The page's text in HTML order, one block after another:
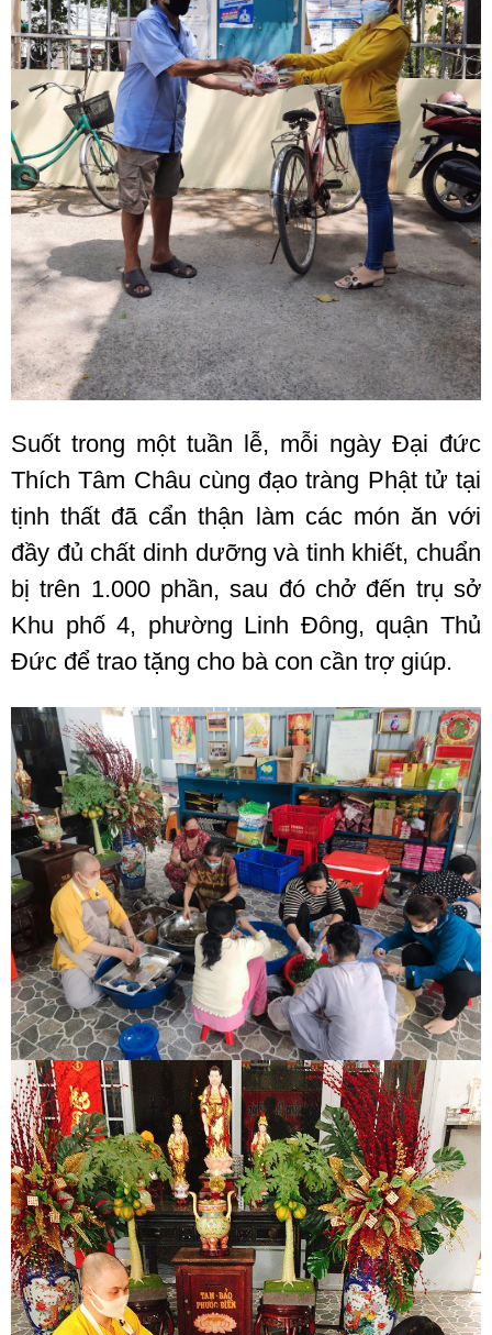
Suốt trong một tuần lễ, mỗi ngày Đại đức
Thích Tâm Châu cùng đạo tràng Phật tử tại
tịnh thất đã cẩn thận làm các món ăn với
đầy đủ chất dinh dưỡng và tinh khiết, chuẩn
bị trên 1.000 phần, sau đó chở đến trụ sở
Khu phố 4, phường Linh Đông, quận Thủ
Đức để trao tặng cho bà con cần trợ giúp.